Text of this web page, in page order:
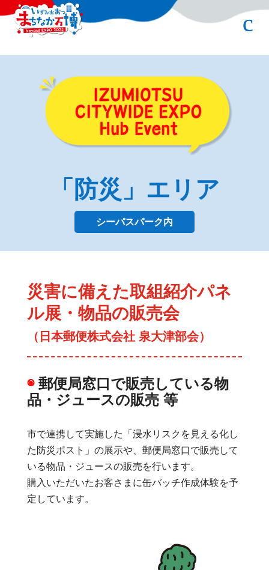
「防災」エリア
シーパスパーク内
災害に備えた取組紹介パネ
ル展・物品の販売会
（日本郵便株式会社 泉大津部会）
◉郵便局窓口で販売している物
品・ジュースの販売 等
市で連携して実施した「浸水リスクを見える化し
た防災ポスト」の展示や、郵便局窓口で販売して
いる物品・ジュースの販売を行います。
購入いただいたお客さまに缶バッチ作成体験を予
定しています。